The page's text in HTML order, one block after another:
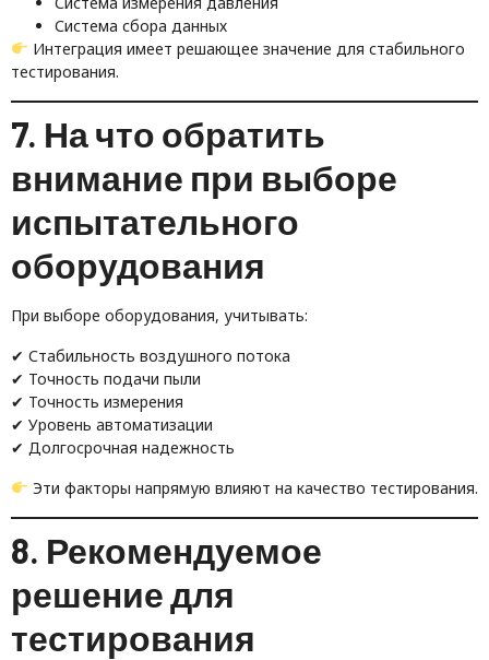
Система сбора данных
Интеграция имеет решающее значение для стабильного
тестирования.
7. На что обратить
внимание при выборе
испытательного
оборудования
При выборе оборудования, учитывать:
✔ Стабильность воздушного потока
✔ Точность подачи пыли
✔ Точность измерения
✔ Уровень автоматизации
✔ Долгосрочная надежность
Эти факторы напрямую влияют на качество тестирования.
8. Рекомендуемое
решение для
тестирования